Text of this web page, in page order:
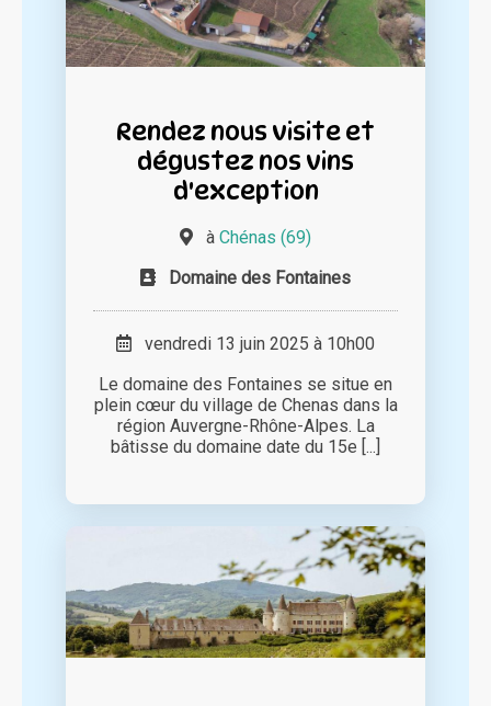
Rendez nous visite et
dégustez nos vins
d'exception
à Chénas (69)
Domaine des Fontaines
vendredi 13 juin 2025 à 10h00
Le domaine des Fontaines se situe en
plein cœur du village de Chenas dans la
région Auvergne-Rhône-Alpes. La
bâtisse du domaine date du 15e [...]